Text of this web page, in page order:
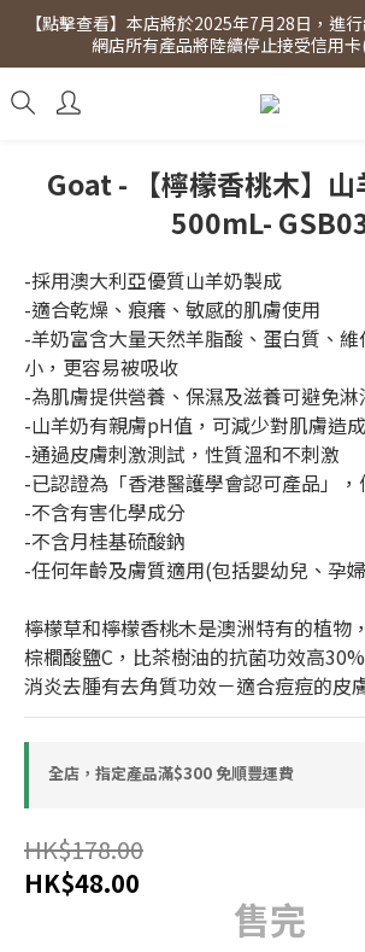
【點擊查看】會員專享 星期三全單95折!!!（
31日）。滿$300即免運費
【點擊查看】本店將於2025年7月28日，進
網店所有產品將陸續停止接受信用
【點擊查看】會員專享 星期三全單95折!!!（
31日）。滿$300即免運費。
Goat - 【檸檬香桃木】
500mL-
-採用澳大利亞優質山羊奶製成
-適合乾燥、痕癢、敏感的肌膚使用
-羊奶富含大量天然羊脂酸、蛋白質、
小，更容易被吸收
-為肌膚提供營養、保濕及滋養可避免
-山羊奶有親膚pH值，可減少對肌膚造
-通過皮膚刺激測試，性質溫和不刺激
-已認證為「香港醫護學會認可​​​​產品」
-不含有害化學成分
-不含月桂基硫酸鈉
-任何年齡及膚質適用(包括嬰幼兒、孕婦
檸檬草和檸檬香桃木是澳洲特有的植物
棕櫚酸鹽C，比茶樹油的抗菌功效高
消炎去腫有去角質功效－適合痘痘的皮
全店，指定產品滿$300 免順豐運費
HK$178.00
HK$48.00
售完